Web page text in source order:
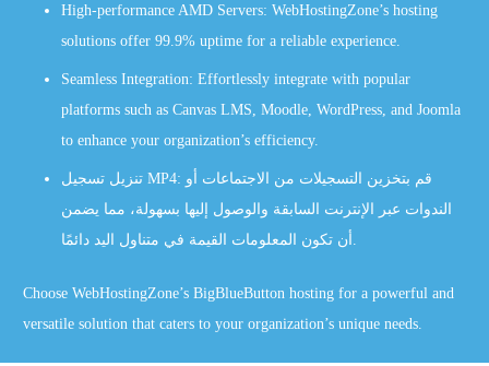
High-performance AMD Servers: WebHostingZone’s hosting
solutions offer 99.9% uptime for a reliable experience.
Seamless Integration: Effortlessly integrate with popular
platforms such as Canvas LMS, Moodle, WordPress, and Joomla
to enhance your organization’s efficiency.
تنزيل تسجيل MP4: قم بتخزين التسجيلات من الاجتماعات أو
الندوات عبر الإنترنت السابقة والوصول إليها بسهولة، مما يضمن
Choose WebHostingZone’s BigBlueButton hosting for a powerful and
versatile solution that caters to your organization’s unique needs.